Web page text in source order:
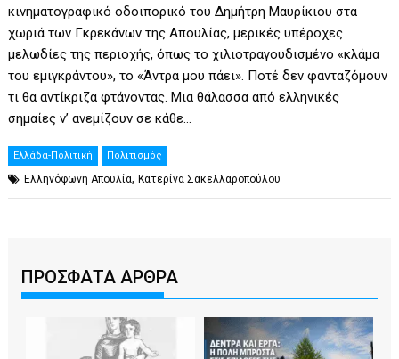
κινηματογραφικό οδοιπορικό του Δημήτρη Μαυρίκιου στα
χωριά των Γκρεκάνων της Απουλίας, μερικές υπέροχες
μελωδίες της περιοχής, όπως το χιλιοτραγουδισμένο «κλάμα
του εμιγκράντου», το «Άντρα μου πάει». Ποτέ δεν φανταζόμουν
τι θα αντίκριζα φτάνοντας. Μια θάλασσα από ελληνικές
σημαίες ν’ ανεμίζουν σε κάθε…
Ελλάδα-Πολιτική Πολιτισμός
Ελληνόφωνη Απουλία,Κατερίνα Σακελλαροπούλου
ΠΡΟΣΦΑΤΑ ΑΡΘΡΑ